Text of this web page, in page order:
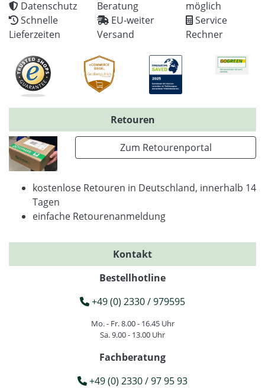
Datenschutz
Schnelle
Lieferzeiten
Beratung
EU-weiter
Versand
möglich
Service
Rechner
Retouren
Zum Retourenportal
kostenlose Retouren in Deutschland, innerhalb 14
Tagen
einfache Retourenanmeldung
Kontakt
Bestellhotline
+49 (0) 2330 / 979595
Mo. - Fr. 8.00 - 16.45 Uhr
Sa. 9.00 - 13.00 Uhr
Fachberatung
+49 (0) 2330 / 97 95 93